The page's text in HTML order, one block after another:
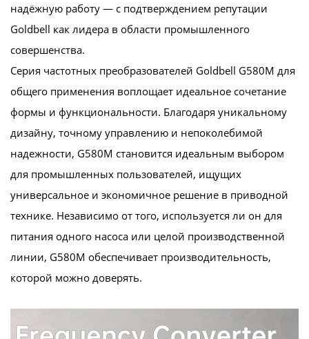
надёжную работу — с подтверждением репутации
Goldbell как лидера в области промышленного
совершенства.
Серия частотных преобразователей Goldbell G580M для
общего применения воплощает идеальное сочетание
формы и функциональности. Благодаря уникальному
дизайну, точному управлению и непоколебимой
надежности, G580M становится идеальным выбором
для промышленных пользователей, ищущих
универсальное и экономичное решение в приводной
технике. Независимо от того, используется ли он для
питания одного насоса или целой производственной
линии, G580M обеспечивает производительность,
которой можно доверять.